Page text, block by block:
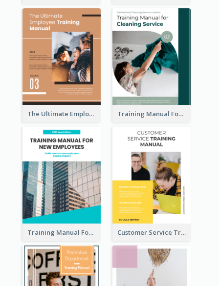
The Ultimate Employee Training Manual Training Manual For Cleaning Service
Training Manual For New Employee Customer Service Training Manual